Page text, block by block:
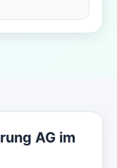
AG im